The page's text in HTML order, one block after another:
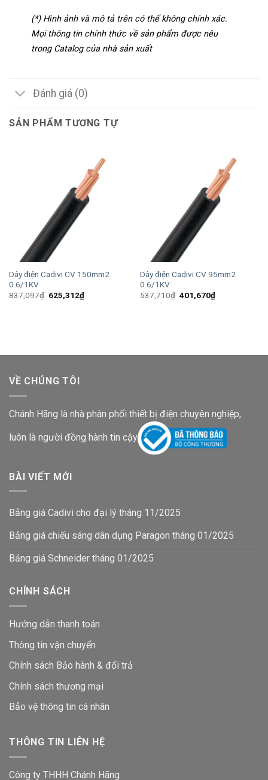
(*) Hình ảnh và mô tả trên có thể không chính xác.
Mọi thông tin chính thức về sản phẩm được nêu
trong Catalog của nhà sản xuất
Đánh giá (0)
SẢN PHẨM TƯƠNG TỰ
Dây điện Cadivi CV 150mm2
0.6/1KV
837,097₫ Giá
625,312₫Giá
hiện
Dây điện Cadivi CV 95mm2
0.6/1KV
537,710₫ Giá
401,670₫Giá
hiện
VỀ CHÚNG TÔI
Chánh Hãng là nhà phân phối thiết bị điện chuyên nghiệp,
luôn là người đồng hành tin cậy
BÀI VIẾT MỚI
Bảng giá Cadivi cho đại lý tháng 11/2025
Bảng giá chiếu sáng dân dụng Paragon tháng 01/2025
Bảng giá Schneider tháng 01/2025
CHÍNH SÁCH
Hướng dẫn thanh toán
Thông tin vận chuyển
Chính sách Bảo hành & đổi trả
Chính sách thương mại
Bảo vệ thông tin cá nhân
THÔNG TIN LIÊN HỆ
Công ty THHH Chánh Hãng